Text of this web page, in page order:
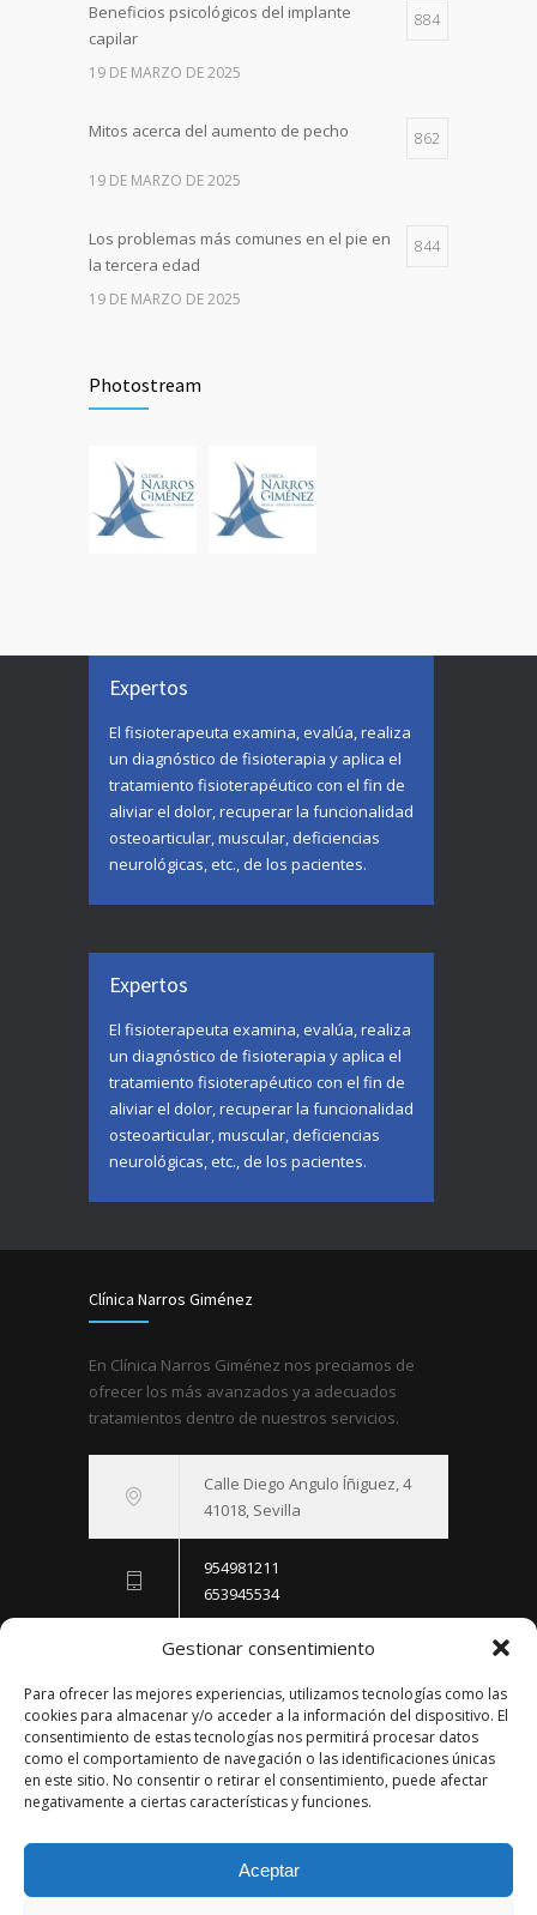
Gestionar consentimiento
Para ofrecer las mejores experiencias, utilizamos tecnologías como las
cookies para almacenar y/o acceder a la información del dispositivo. El
consentimiento de estas tecnologías nos permitirá procesar datos
como el comportamiento de navegación o las identificaciones únicas
en este sitio. No consentir o retirar el consentimiento, puede afectar
negativamente a ciertas características y funciones.
Aceptar
Beneficios psicológicos del implante
capilar
884
19 DE MARZO DE 2025
Mitos acerca del aumento de pecho 862
19 DE MARZO DE 2025
Los problemas más comunes en el pie en
la tercera edad
844
19 DE MARZO DE 2025
reducción de mamas?
Fisioterapia en la artritis reumatoide
19 DE MARZO DE 2025
Photostream
Expertos
El fisioterapeuta examina, evalúa, realiza
un diagnóstico de fisioterapia y aplica el
tratamiento fisioterapéutico con el fin de
aliviar el dolor, recuperar la funcionalidad
osteoarticular, muscular, deficiencias
neurológicas, etc., de los pacientes.
Expertos
El fisioterapeuta examina, evalúa, realiza
un diagnóstico de fisioterapia y aplica el
tratamiento fisioterapéutico con el fin de
aliviar el dolor, recuperar la funcionalidad
osteoarticular, muscular, deficiencias
neurológicas, etc., de los pacientes.
Clínica Narros Giménez
En Clínica Narros Giménez nos preciamos de
ofrecer los más avanzados ya adecuados
tratamientos dentro de nuestros servicios.
Calle Diego Angulo Íñiguez, 4
41018, Sevilla
954981211
653945534
consultas@clinicanarrosgimenez.com
Políticas
Política de Cookies
Política de Privacidad
Últimos Posts
LIPOSUCCIÓN: QUÉ ES? CUÁNDO HACERLA?
20 DE FEBRERO DE 2026